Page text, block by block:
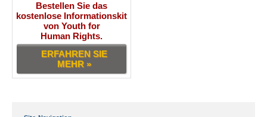
Bestellen Sie das
kostenlose Informationskit
von Youth for
Human Rights.
ERFAHREN SIE
MEHR »